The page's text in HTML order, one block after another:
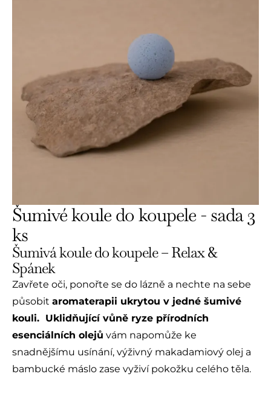
Šumivé koule do koupele - sada 3
ks
Šumivá koule do koupele – Relax &
Spánek
Zavřete oči, ponořte se do lázně a nechte na sebe
působit aromaterapii ukrytou v jedné šumivé
kouli. Uklidňující vůně ryze přírodních
esenciálních olejů vám napomůže ke
snadnějšímu usínání, výživný makadamiový olej a
bambucké máslo zase vyživí pokožku celého těla.